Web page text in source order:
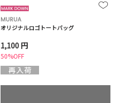
MURUA
オリジナルロゴトートバッグ
1,100 円
50%OFF